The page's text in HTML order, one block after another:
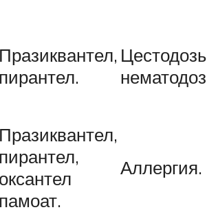
Празиквантел,
пирантел.
Празиквантел,
пирантел,
оксантел
памоат.
Аллергия.